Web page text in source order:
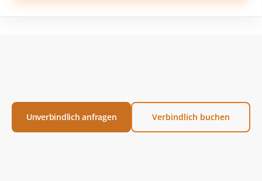
Unverbindlich anfragen Verbindlich buchen